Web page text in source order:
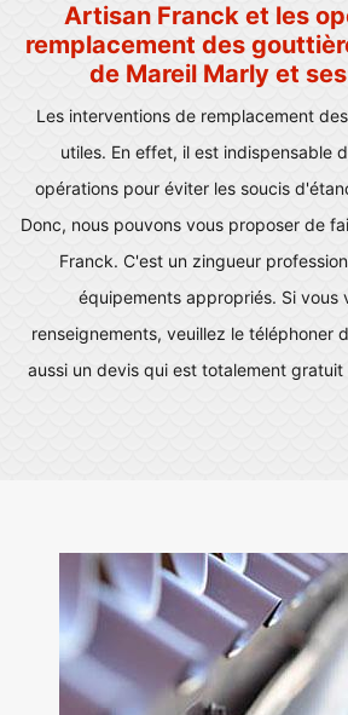
Artisan Franck et les
remplacement des
de Mareil Marly et
Les interventions de remplacement
utiles. En effet, il est indispensable
opérations pour éviter les soucis
Donc, nous pouvons vous proposer de
Franck. C'est un zingueur
équipements appropriés. Si vous
renseignements, veuillez le téléphoner
aussi un devis qui est totalement